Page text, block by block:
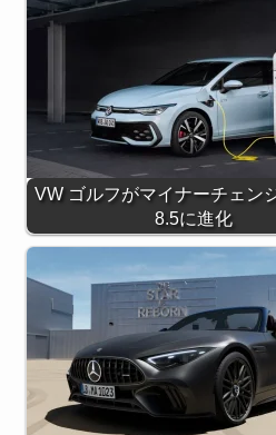
VW ゴルフがマイナーチェ
8.5に進化